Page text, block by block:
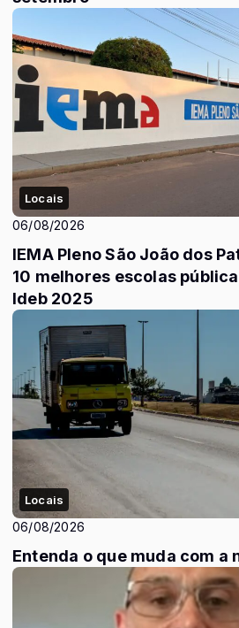
Locais
06/08/2026
IEMA Pleno São João dos
10 melhores escolas
Ideb 2025
Locais
06/08/2026
Entenda o que muda com a